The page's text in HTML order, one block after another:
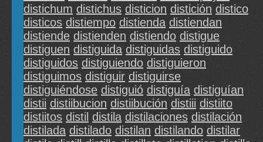
distichum distichus disticion distición distico
disticos distiempo distienda distiendan
distiende distienden distiendo distigue
distiguen distiguida distiguidas distiguido
distiguidos distiguiendo distiguieron
distiguimos distiguir distiguirse
distiguiéndose distiguió distiguía distiguían
distii distiibucion distiibución distiii distiito
distiitos distil distila distilaciones distilación
distilada distilado distilan distilando distilar